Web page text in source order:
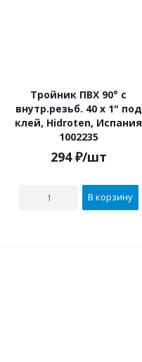
Тройник ПВХ 90° с
внутр.резьб. 40 х 1" под
клей, Hidroten, Испания
1002235
294₽/шт
В корзину